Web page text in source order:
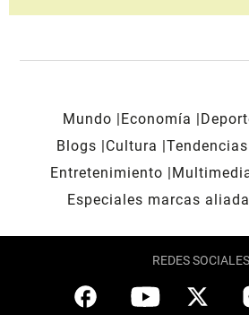
Mundo Economía
Blogs
Cultura Tendencias
Entretenimiento
Especiales marcas
REDES SOCIALES